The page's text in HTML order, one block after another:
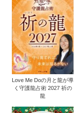
Love Me Doの月と龍が導
く守護龍占術 2027 祈の
龍